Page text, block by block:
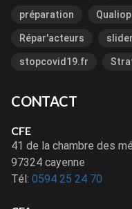
CONTACT
CFE
41 de la chambre des
97324 cayenne
Tél: 0594 25 24 70
préparation
Répar'acteurs slider
stopcovid19.fr